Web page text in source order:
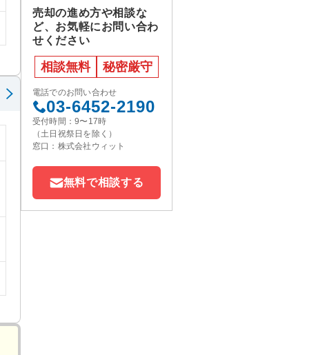
売却の進め方や相談な
ど、お気軽にお問い合わ
せください
相談無料 秘密厳守
電話でのお問い合わせ
03-6452-2190
受付時間：9〜17時
（土日祝祭日を除く）
窓口：株式会社ウィット
無料で相談する